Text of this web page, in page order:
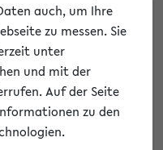
auch, um Ihre
zu messen. Sie
unter
und mit der
Auf der Seite
zu den